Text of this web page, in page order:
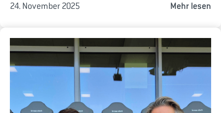
24. November 2025 Mehr lesen